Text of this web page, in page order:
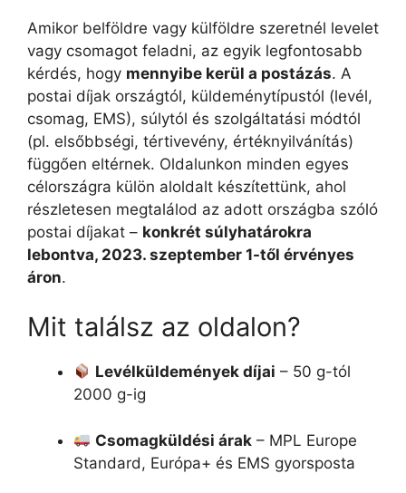
Amikor belföldre vagy külföldre szeretnél levelet
vagy csomagot feladni, az egyik legfontosabb
kérdés, hogy mennyibe kerül a postázás. A
postai díjak országtól, küldeménytípustól (levél,
csomag, EMS), súlytól és szolgáltatási módtól
(pl. elsőbbségi, tértivevény, értéknyilvánítás)
függően eltérnek. Oldalunkon minden egyes
célországra külön aloldalt készítettünk, ahol
részletesen megtalálod az adott országba szóló
postai díjakat – konkrét súlyhatárokra
lebontva, 2023. szeptember 1-től érvényes
áron.
Mit találsz az oldalon?
Levélküldemények díjai – 50 g-tól
2000 g-ig
Csomagküldési árak – MPL Europe
Standard, Európa+ és EMS gyorsposta